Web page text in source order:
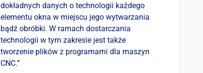
dokładnych danych o technologii każdego
elementu okna w miejscu jego wytwarzania
bądź obróbki. W ramach dostarczania
technologii w tym zakresie jest także
tworzenie plików z programami dla maszyn
CNC.”